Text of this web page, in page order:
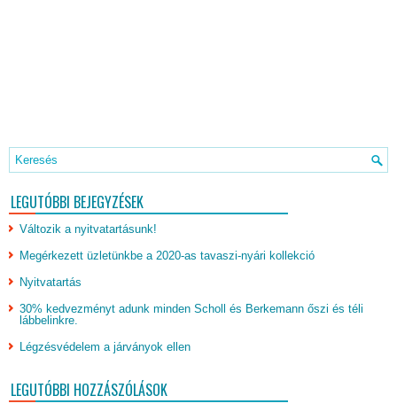
LEGUTÓBBI BEJEGYZÉSEK
Változik a nyitvatartásunk!
Megérkezett üzletünkbe a 2020-as tavaszi-nyári kollekció
Nyitvatartás
30% kedvezményt adunk minden Scholl és Berkemann őszi és téli
lábbelinkre.
Légzésvédelem a járványok ellen
LEGUTÓBBI HOZZÁSZÓLÁSOK